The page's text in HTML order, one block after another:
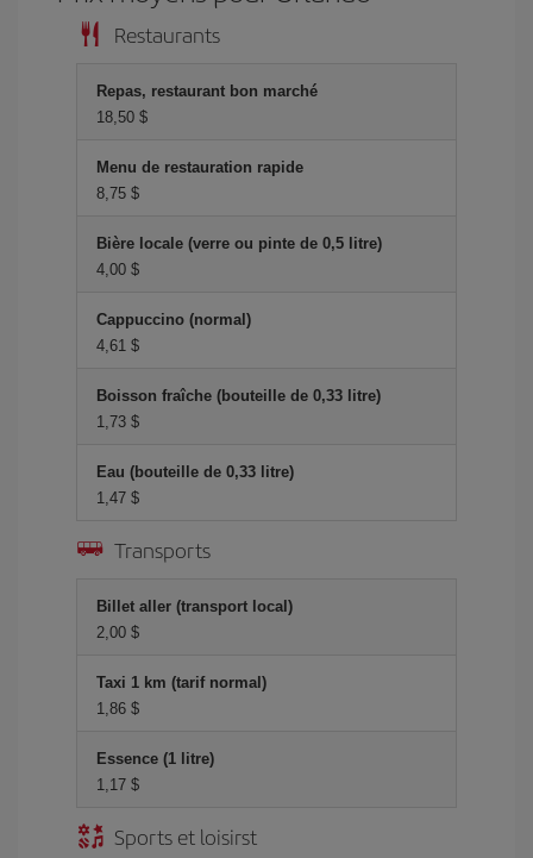
Restaurants
Repas, restaurant bon marché
18,50 $
Menu de restauration rapide
8,75 $
Bière locale (verre ou pinte de 0,5 litre)
4,00 $
Cappuccino (normal)
4,61 $
Boisson fraîche (bouteille de 0,33 litre)
1,73 $
Eau (bouteille de 0,33 litre)
1,47 $
Transports
Billet aller (transport local)
2,00 $
Taxi 1 km (tarif normal)
1,86 $
Essence (1 litre)
1,17 $
Sports et loisirst